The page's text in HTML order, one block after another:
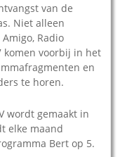
van de
Niet alleen
Radio
komen voorbij in het
en
te horen.
wordt gemaakt in
elke maand
Bert op 5.